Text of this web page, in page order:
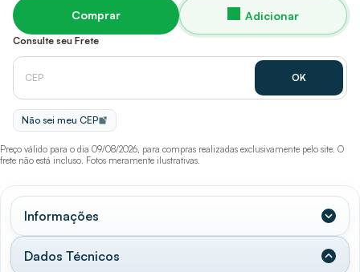
Comprar
Consulte seu Frete
Não sei meu CEP
Preço válido para o dia 09/08/2026, para compras realizadas exclusivamente pelo site. O
frete não está incluso. Fotos meramente ilustrativas.
Informações
Dados Técnicos